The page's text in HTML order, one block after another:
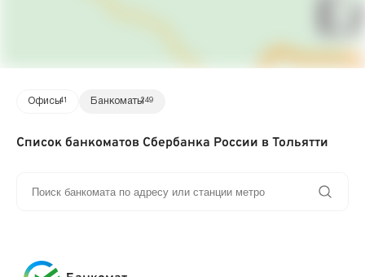
Офисы41 Банкоматы249
Список банкоматов Сбербанка России в Тольятти